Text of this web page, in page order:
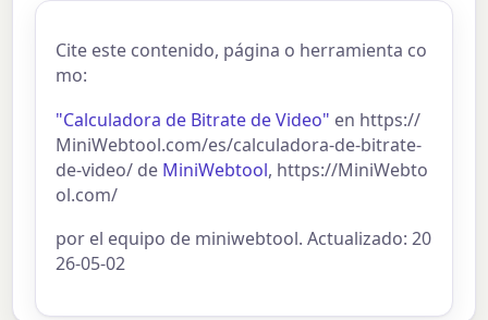
Cite este contenido, página o herramienta co
mo:
"Calculadora de Bitrate de Video" en https://
MiniWebtool.com/es/calculadora-de-bitrate-
de-video/ de MiniWebtool, https://MiniWebto
ol.com/
por el equipo de miniwebtool. Actualizado: 20
26-05-02